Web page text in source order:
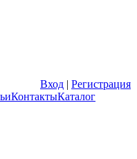
Вход | Регистрация
КонтактыКаталог